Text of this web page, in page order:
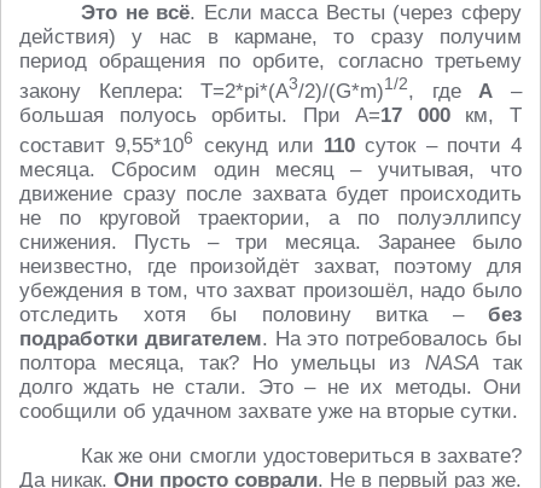
Это не всё. Если масса Весты (через сферу
действия) у нас в кармане, то сразу получим
период обращения по орбите, согласно третьему
закону Кеплера: T=2*pi*(A3/2)/(G*m)1/2, гдеA –
большая полуось орбиты. При A=17 000км, T
составит 9,55*106 секунд или 110 суток – почти 4
месяца. Сбросим один месяц – учитывая, что
движение сразу после захвата будет происходить
не по круговой траектории, а по полуэллипсу
снижения. Пусть – три месяца. Заранее было
неизвестно, где произойдёт захват, поэтому для
убеждения в том, что захват произошёл, надо было
отследить хотя бы половину витка – без
подработки двигателем. На это потребовалось бы
полтора месяца, так? Но умельцы из NASA так
долго ждать не стали. Это – не их методы. Они
сообщили об удачном захвате уже на вторые сутки.
Как же они смогли удостовериться в захвате?
Да никак. Они просто соврали. Не в первый раз же.